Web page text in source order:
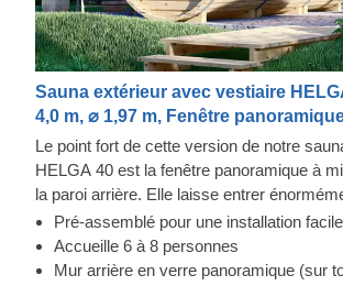
Sauna extérieur avec vestiaire
4,0 m, ⌀ 1,97 m, Fenêtre
Le point fort de cette version de notre
HELGA 40 est la fenêtre panoramique à
la paroi arrière. Elle laisse entrer
naturelle à l'intérieur du tonneau et vous
d'une magnifique vue sur votre espace
ce sauna tonneau offre une grande pièce
Pré-assemblé pour une installation facile
Accueille 6 à 8 personnes
Mur arrière en verre panoramique (sur